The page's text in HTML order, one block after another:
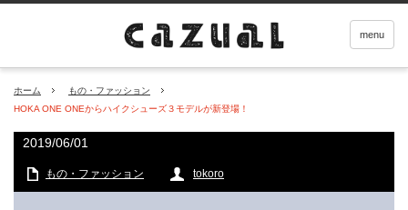
menu
ホーム
もの・ファッション
HOKA ONE ONEからハイクシューズ３モデルが新登場！
2019/06/01
もの・ファッション tokoro